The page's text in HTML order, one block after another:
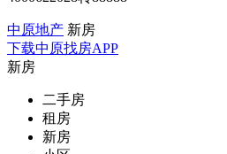
中原地产 新房
下载中原找房APP
新房
二手房
租房
新房